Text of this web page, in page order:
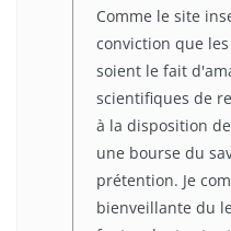
Comme le site
conviction que
soient le fait
scientifiques de
à la disposition
une bourse du
prétention. Je
bienveillante du